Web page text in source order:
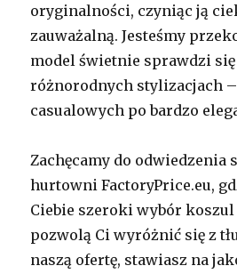
oryginalności, czyniąc ją
zauważalną. Jesteśmy
model świetnie sprawdzi
różnorodnych stylizacjach
casualowych po bardzo
Zachęcamy do odwiedzenia
hurtowni FactoryPrice.eu,
Ciebie szeroki wybór
pozwolą Ci wyróżnić się z
naszą ofertę, stawiasz na